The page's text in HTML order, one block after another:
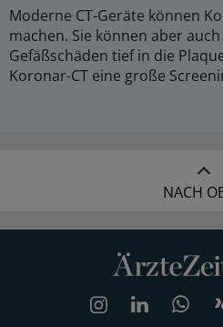
Moderne CT-Geräte können
machen. Sie können aber
Gefäßschäden tief in die
Koronar-CT eine große
NACH